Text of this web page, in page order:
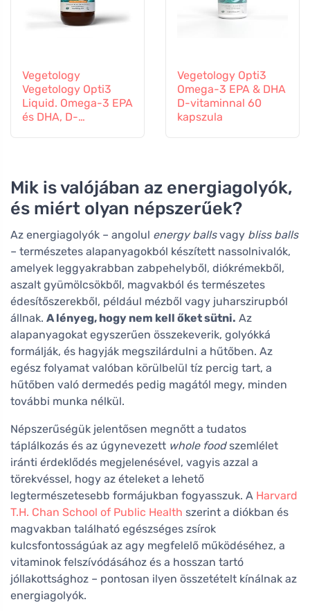
Vegetology
Vegetology Opti3
Liquid. Omega-3 EPA
és DHA, D-
Vegetology Opti3
Omega-3 EPA & DHA
D-vitaminnal 60
kapszula
Mik is valójában az energiagolyók,
és miért olyan népszerűek?
Az energiagolyók – angolul energy ballsvagy bliss balls
– természetes alapanyagokból készített nassolnivalók,
amelyek leggyakrabban zabpehelyből, diókrémekből,
aszalt gyümölcsökből, magvakból és természetes
édesítőszerekből, például mézből vagy juharszirupból
állnak. A lényeg, hogy nem kell őket sütni. Az
alapanyagokat egyszerűen összekeverik, golyókká
formálják, és hagyják megszilárdulni a hűtőben. Az
egész folyamat valóban körülbelül tíz percig tart, a
hűtőben való dermedés pedig magától megy, minden
további munka nélkül.
Népszerűségük jelentősen megnőtt a tudatos
táplálkozás és az úgynevezett whole foodszemlélet
iránti érdeklődés megjelenésével, vagyis azzal a
törekvéssel, hogy az ételeket a lehető
legtermészetesebb formájukban fogyasszuk. A Harvard
T.H. Chan School of Public Health szerint a diókban és
magvakban található egészséges zsírok
kulcsfontosságúak az agy megfelelő működéséhez, a
vitaminok felszívódásához és a hosszan tartó
jóllakottsághoz – pontosan ilyen összetételt kínálnak az
energiagolyók.